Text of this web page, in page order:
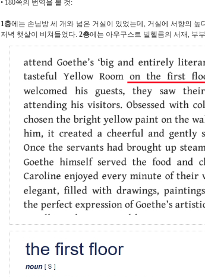
• 180쪽의 번역을 볼 것:
1층에는 손님방 세 개와 넓은 거실이 있었는데 , 거실에 서향의 높
저녁 햇살이 비쳐들었다. 2층에는 아우구스트 빌헬름의 서재, 부